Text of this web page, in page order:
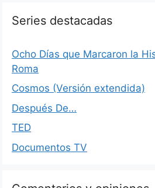
Series destacadas
Ocho Días que Marcaron la
Roma
Cosmos (Versión extendida)
Después De…
TED
Documentos TV